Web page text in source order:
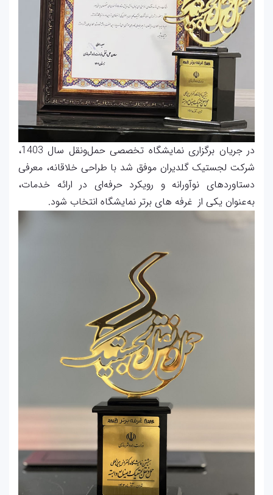
در جریان برگزاری نمایشگاه تخصصی حمل‌ونقل سال 1403،
شرکت لجستیک گلدیران موفق شد با طراحی خلاقانه، معرفی
دستاوردهای نوآورانه و رویکرد حرفه‌ای در ارائه خدمات،
به‌عنوان یکی از غرفه های برتر نمایشگاه انتخاب شود.